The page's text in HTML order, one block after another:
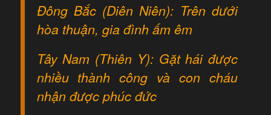
Đông Bắc (Diên Niên): Trên dưới
hòa thuận, gia đình ấm êm
Tây Nam (Thiên Y): Gặt hái được
nhiều thành công và con cháu
nhận được phúc đức